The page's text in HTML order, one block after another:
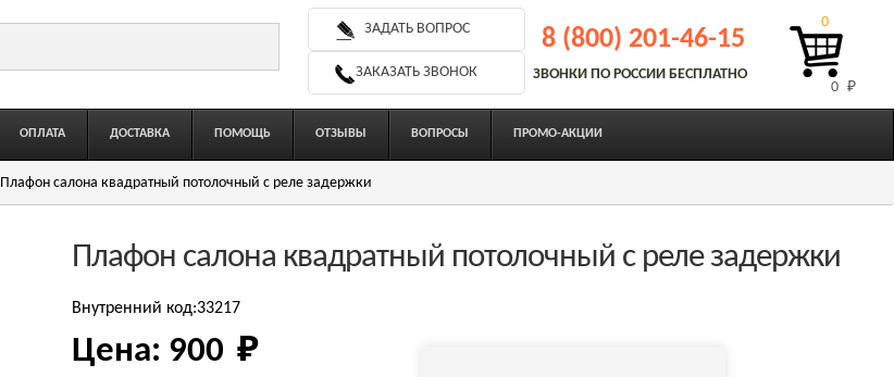
ЗАДАТЬ ВОПРОС
ЗАКАЗАТЬ ЗВОНОК
8 (800) 201-46-15
ЗВОНКИ ПО РОССИИ БЕСПЛАТНО
0 ₽
0
ОПЛАТА ДОСТАВКА ПОМОЩЬ ОТЗЫВЫ ВОПРОСЫ ПРОМО-АКЦИИ
Плафон салона квадратный потолочный с реле задержки
Плафон салона квадратный потолочный с реле задержки
Внутренний код:33217
Цена: 900 ₽